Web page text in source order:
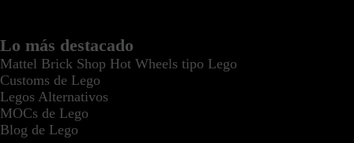
Lo más destacado
Mattel Brick Shop Hot Wheels tipo Lego
Customs de Lego
Legos Alternativos
MOCs de Lego
Blog de Lego